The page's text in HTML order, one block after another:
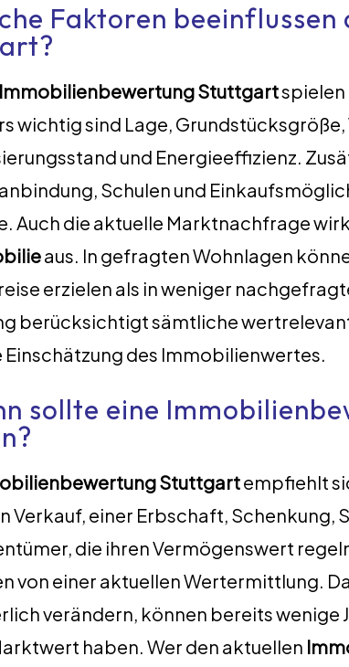
Faktoren
Immobilienbewertung Stuttgartspielen
wichtig sind Lage,
und Energieeffizienz.
Schulen und
Auch die aktuelle Marktnachfrage
aus. In gefragten Wohnlagen
erzielen als in weniger
berücksichtigt sämtliche
des Immobilienwertes.
sollte eine
Stuttgartempfiehlt
Verkauf, einer Erbschaft, Schenkung,
die ihren Vermögenswert
von einer aktuellen Wertermittlung.
verändern, können bereits wenige
haben. Wer den aktuellen